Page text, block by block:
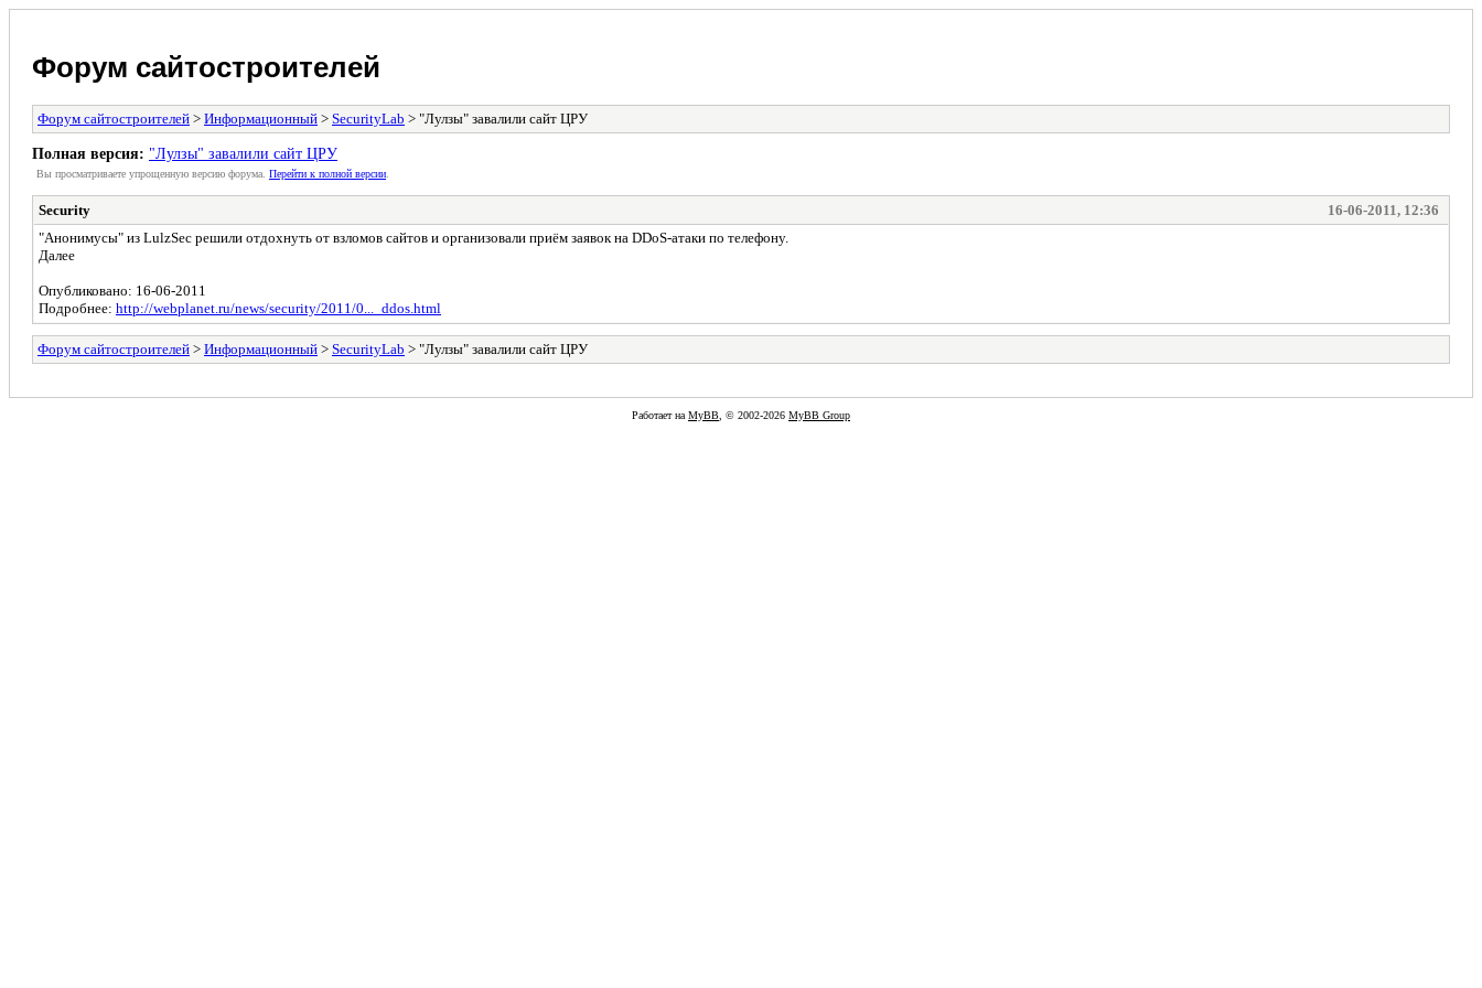
Форум сайтостроителей
Форум сайтостроителей > Информационный > SecurityLab > "Лулзы" завалили сайт ЦРУ
Полная версия: "Лулзы" завалили сайт ЦРУ
Вы просматриваете yпpощеннyю веpсию форума. Пеpейти к полной веpсии
Security
16-06-2011, 12:36
"Анонимусы" из LulzSec решили отдохнуть от взломов сайтов и организовали приём заявок на DDoS-атаки по телефону.
Далее
Опубликовано: 16-06-2011
Подробнее: http://webplanet.ru/news/security/2011/0..._ddos.html
Форум сайтостроителей > Информационный > SecurityLab > "Лулзы" завалили сайт ЦРУ
Работает на MyBB , © 2002-2026 MyBB Group